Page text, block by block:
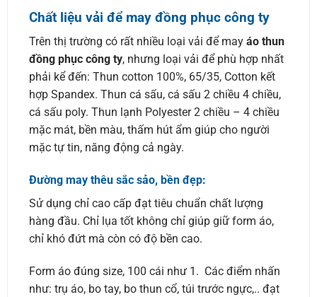
Chất liệu vải để may đồng phục công ty
Trên thị trường có rất nhiều loại vải để may áo thun
đồng phục công ty, nhưng loại vải để phù hợp nhất
phải kể đến: Thun cotton 100%, 65/35, Cotton kết
hợp Spandex. Thun cá sấu, cá sấu 2 chiều 4 chiều,
cá sấu poly. Thun lạnh Polyester 2 chiều – 4 chiều
mặc mát, bền màu, thấm hút ẩm giúp cho người
mặc tự tin, năng động cả ngày.
Đường may thêu sắc sảo, bền đẹp:
Sử dụng chỉ cao cấp đạt tiêu chuẩn chất lượng
hàng đầu. Chỉ lụa tốt không chỉ giúp giữ form áo,
chỉ khó đứt mà còn có độ bền cao.
Form áo đúng size, 100 cái như 1. Các điểm nhấn
như: trụ áo, bo tay, bo thun cổ, túi trước ngực,.. đạt